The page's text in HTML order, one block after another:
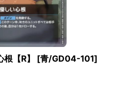
【R】 [青/GD04-101]